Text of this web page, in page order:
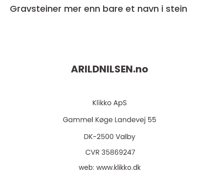
Gravsteiner mer enn bare et navn i stein
ARILDNILSEN.no
web: www.klikko.dk